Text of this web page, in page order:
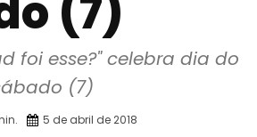
(7)
foi esse?" celebra dia do
(7)
5 de abril de 2018